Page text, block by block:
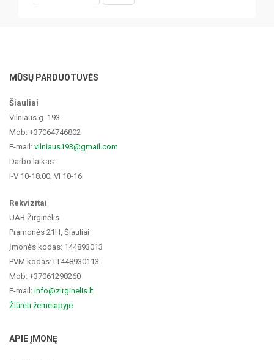
MŪSŲ PARDUOTUVĖS
Šiauliai
Vilniaus g. 193
Mob: +37064746802
E-mail: vilniaus193@gmail.com
Darbo laikas:
I-V 10-18:00; VI 10-16
Rekvizitai
UAB Žirginėlis
Pramonės 21H, Šiauliai
Įmonės kodas: 144893013
PVM kodas: LT448930113
Mob: +37061298260
E-mail: info@zirginelis.lt
Žiūrėti žemėlapyje
APIE ĮMONĘ